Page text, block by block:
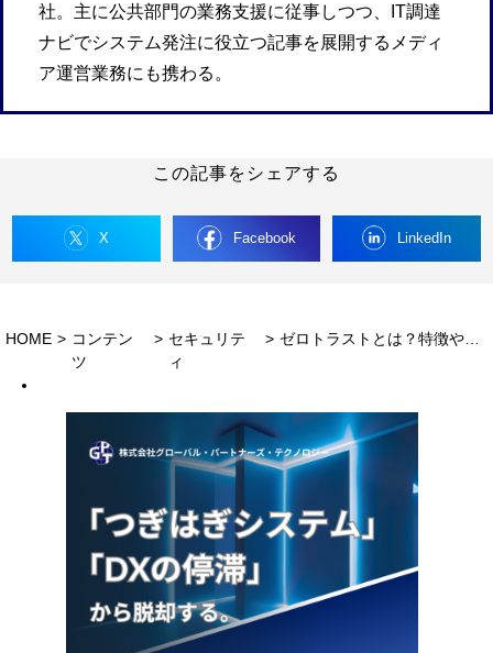
社。主に公共部門の業務支援に従事しつつ、IT調達
ナビでシステム発注に役立つ記事を展開するメディ
ア運営業務にも携わる。
この記事をシェアする
X Facebook LinkedIn
HOME > コンテン
ツ
> セキュリテ
ィ
>